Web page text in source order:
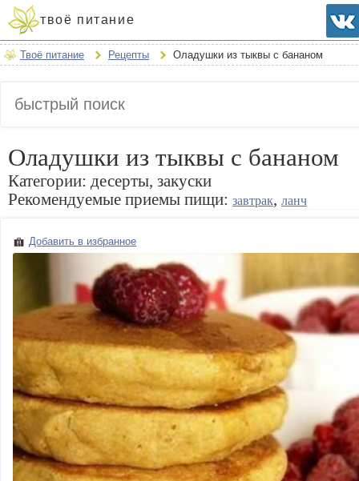
твоё питание
Твоё питание Рецепты Оладушки из тыквы с бананом
Оладушки из тыквы с бананом
Категории: десерты, закуски
Рекомендуемые приемы пищи: завтрак, ланч
Добавить в избранное